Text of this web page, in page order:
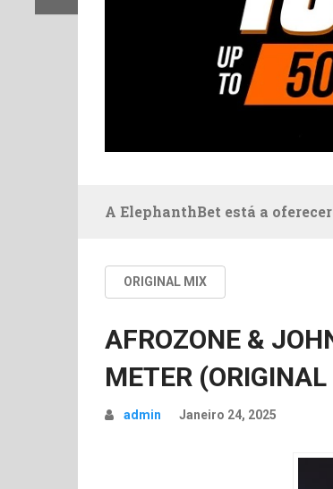
A ElephanthBet está a
ORIGINAL MIX
AFROZONE &
METER
admin Janeiro 24, 2025